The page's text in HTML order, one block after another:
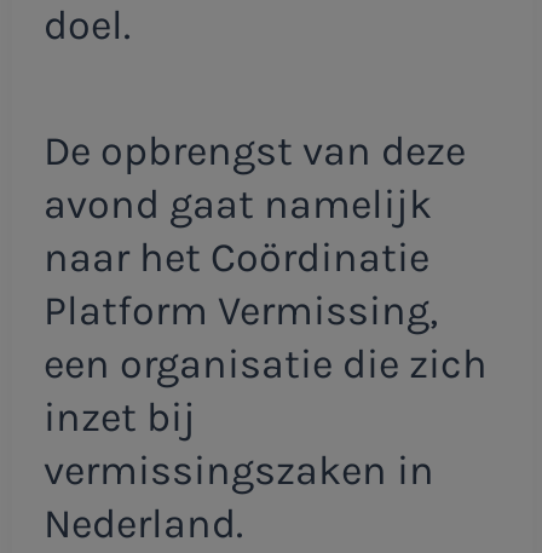
doel.
De opbrengst van deze
avond gaat namelijk
naar het Coördinatie
Platform Vermissing,
een organisatie die zich
inzet bij
vermissingszaken in
Nederland.